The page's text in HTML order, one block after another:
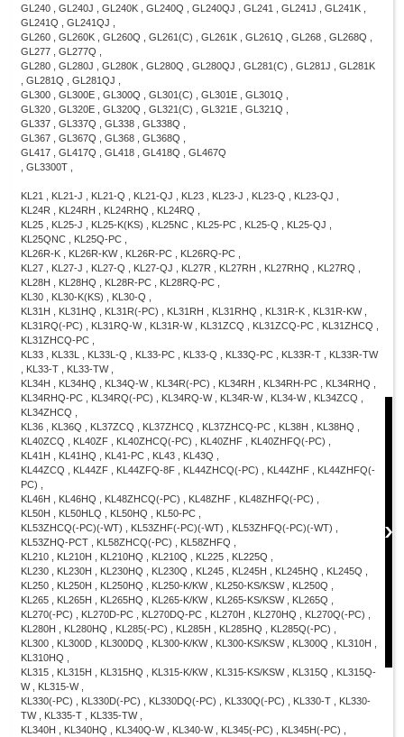
GL240 , GL240J , GL240K , GL240Q , GL240QJ , GL241 , GL241J , GL241K ,
GL241Q , GL241QJ ,
GL260 , GL260K , GL260Q , GL261(C) , GL261K , GL261Q , GL268 , GL268Q ,
GL277 , GL277Q ,
GL280 , GL280J , GL280K , GL280Q , GL280QJ , GL281(C) , GL281J , GL281K
, GL281Q , GL281QJ ,
GL300 , GL300E , GL300Q , GL301(C) , GL301E , GL301Q ,
GL320 , GL320E , GL320Q , GL321(C) , GL321E , GL321Q ,
GL337 , GL337Q , GL338 , GL338Q ,
GL367 , GL367Q , GL368 , GL368Q ,
GL417 , GL417Q , GL418 , GL418Q , GL467Q
, GL3300T ,
KL21 , KL21-J , KL21-Q , KL21-QJ , KL23 , KL23-J , KL23-Q , KL23-QJ ,
KL24R , KL24RH , KL24RHQ , KL24RQ ,
KL25 , KL25-J , KL25-K(KS) , KL25NC , KL25-PC , KL25-Q , KL25-QJ ,
KL25QNC , KL25Q-PC ,
KL26R-K , KL26R-KW , KL26R-PC , KL26RQ-PC ,
KL27 , KL27-J , KL27-Q , KL27-QJ , KL27R , KL27RH , KL27RHQ , KL27RQ ,
KL28H , KL28HQ , KL28R-PC , KL28RQ-PC ,
KL30 , KL30-K(KS) , KL30-Q ,
KL31H , KL31HQ , KL31R(-PC) , KL31RH , KL31RHQ , KL31R-K , KL31R-KW ,
KL31RQ(-PC) , KL31RQ-W , KL31R-W , KL31ZCQ , KL31ZCQ-PC , KL31ZHCQ ,
KL31ZHCQ-PC ,
KL33 , KL33L , KL33L-Q , KL33-PC , KL33-Q , KL33Q-PC , KL33R-T , KL33R-TW
, KL33-T , KL33-TW ,
KL34H , KL34HQ , KL34Q-W , KL34R(-PC) , KL34RH , KL34RH-PC , KL34RHQ ,
KL34RHQ-PC , KL34RQ(-PC) , KL34RQ-W , KL34R-W , KL34-W , KL34ZCQ ,
KL34ZHCQ ,
KL36 , KL36Q , KL37ZCQ , KL37ZHCQ , KL37ZHCQ-PC , KL38H , KL38HQ ,
KL40ZCQ , KL40ZF , KL40ZHCQ(-PC) , KL40ZHF , KL40ZHFQ(-PC) ,
KL41H , KL41HQ , KL41-PC , KL43 , KL43Q ,
KL44ZCQ , KL44ZF , KL44ZFQ-8F , KL44ZHCQ(-PC) , KL44ZHF , KL44ZHFQ(-
PC) ,
KL46H , KL46HQ , KL48ZHCQ(-PC) , KL48ZHF , KL48ZHFQ(-PC) ,
KL50H , KL50HLQ , KL50HQ , KL50-PC ,
KL53ZHCQ(-PC)(-WT) , KL53ZHF(-PC)(-WT) , KL53ZHFQ(-PC)(-WT) ,
KL53ZHQ-PCT , KL58ZHCQ(-PC) , KL58ZHFQ ,
KL210 , KL210H , KL210HQ , KL210Q , KL225 , KL225Q ,
KL230 , KL230H , KL230HQ , KL230Q , KL245 , KL245H , KL245HQ , KL245Q ,
KL250 , KL250H , KL250HQ , KL250-K/KW , KL250-KS/KSW , KL250Q ,
KL265 , KL265H , KL265HQ , KL265-K/KW , KL265-KS/KSW , KL265Q ,
KL270(-PC) , KL270D-PC , KL270DQ-PC , KL270H , KL270HQ , KL270Q(-PC) ,
KL280H , KL280HQ , KL285(-PC) , KL285H , KL285HQ , KL285Q(-PC) ,
KL300 , KL300D , KL300DQ , KL300-K/KW , KL300-KS/KSW , KL300Q , KL310H ,
KL310HQ ,
KL315 , KL315H , KL315HQ , KL315-K/KW , KL315-KS/KSW , KL315Q , KL315Q-
W , KL315-W ,
KL330(-PC) , KL330D(-PC) , KL330DQ(-PC) , KL330Q(-PC) , KL330-T , KL330-
TW , KL335-T , KL335-TW ,
KL340H , KL340HQ , KL340Q-W , KL340-W , KL345(-PC) , KL345H(-PC) ,